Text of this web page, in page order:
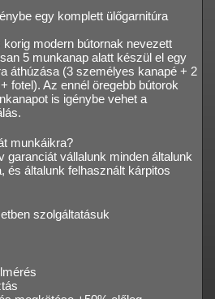
egy komplett ülőgarnitúra
modern bútornak nevezett
5 munkanap alatt készül el egy
áthúzása (3 személyes kanapé + 2
fotel). Az ennél öregebb bútorok
is igénybe vehet a
munkáikra?
garanciát vállalunk minden általunk
és általunk felhasznált kárpitos
szolgáltatásuk